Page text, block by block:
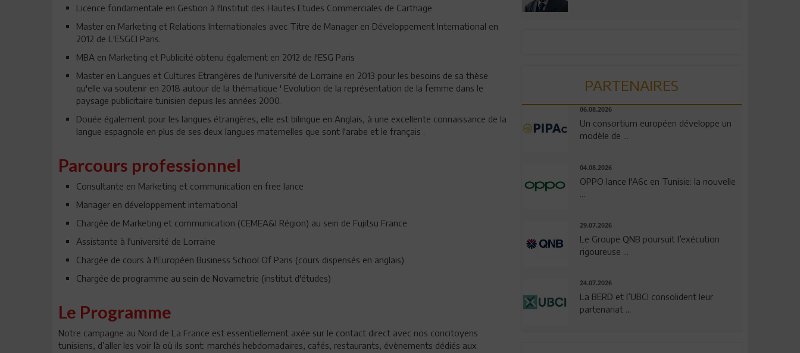
Licence fondamentale en Gestion à l'Institut des Hautes Etudes Commerciales de Carthage
Master en Marketing et Relations Internationales avec Titre de Manager en Développement International en
2012 de L'ESGCI Paris.
MBA en Marketing et Publicité obtenu également en 2012 de l'ESG Paris
Master en Langues et Cultures Etrangères de l'université de Lorraine en 2013 pour les besoins de sa thèse
qu'elle va soutenir en 2018 autour de la thématique ' Evolution de la représentation de la femme dans le
paysage publicitaire tunisien depuis les années 2000.
Douée également pour les langues étrangères, elle est bilingue en Anglais, à une excellente connaissance de la
langue espagnole en plus de ses deux langues maternelles que sont l'arabe et le français .
Parcours professionnel
Consultante en Marketing et communication en free lance
Manager en développement international
Chargée de Marketing et communication (CEMEA&I Région) au sein de Fujitsu France
Assistante à l'université de Lorraine
Chargée de cours à l'Européen Business School Of Paris (cours dispensés en anglais)
Chargée de programme au sein de Novametrie (institut d'études)
Le Programme
Notre campagne au Nord de La France est essentiellement axée sur le contact direct avec nos concitoyens
tunisiens, d’aller les voir là où ils sont: marchés hebdomadaires, cafés, restaurants, évènements dédiés aux
PARTENAIRES
06.08.2026
Un consortium européen développe un
modèle de ...
04.08.2026
OPPO lance l'A6c en Tunisie: la nouvelle
29.07.2026
Le Groupe QNB poursuit l’exécution
rigoureuse ...
24.07.2026
La BERD et l’UBCI consolident leur
partenariat ...